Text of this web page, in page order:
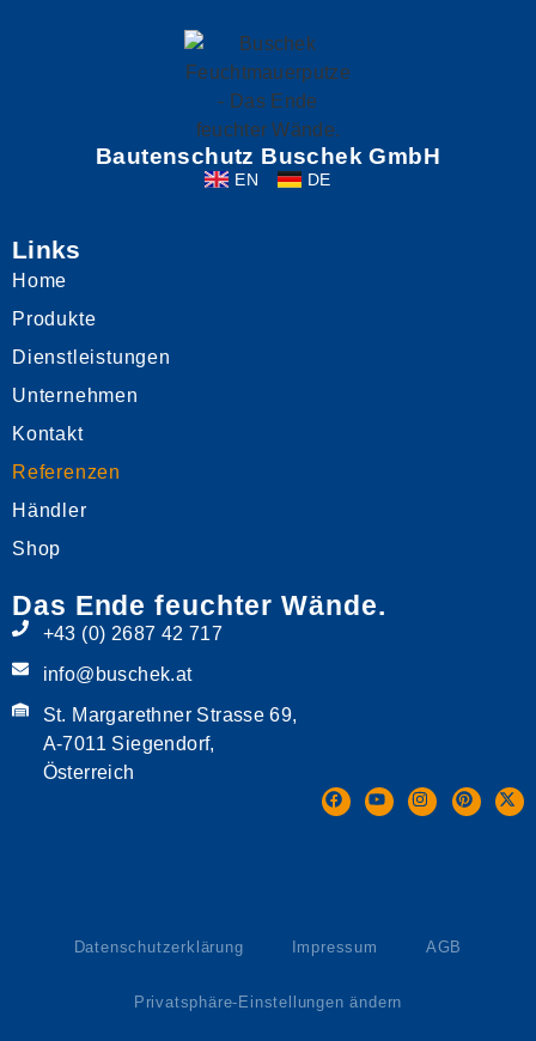
Bautenschutz Buschek GmbH
EN DE
Links
Home
Produkte
Dienstleistungen
Unternehmen
Kontakt
Referenzen
Händler
Shop
Das Ende feuchter Wände.
+43 (0) 2687 42 717
info@buschek.at
St. Margarethner Strasse 69,
A-7011 Siegendorf,
Österreich
Datenschutzerklärung Impressum AGB
Privatsphäre-Einstellungen ändern